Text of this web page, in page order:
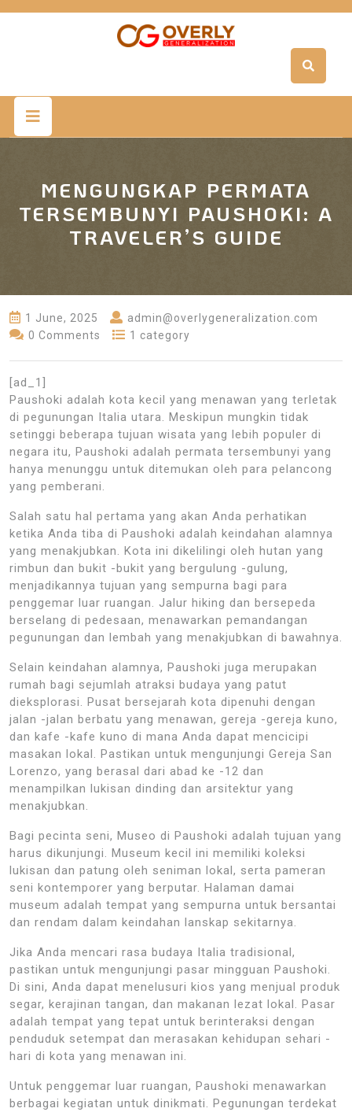
MENGUNGKAP PERMATA
TERSEMBUNYI PAUSHOKI: A
TRAVELER’S GUIDE
1 June, 2025
admin@overlygeneralization.com
0 Comments
1 category
[ad_1]
Paushoki adalah kota kecil yang menawan yang terletak
di pegunungan Italia utara. Meskipun mungkin tidak
setinggi beberapa tujuan wisata yang lebih populer di
negara itu, Paushoki adalah permata tersembunyi yang
hanya menunggu untuk ditemukan oleh para pelancong
yang pemberani.
Salah satu hal pertama yang akan Anda perhatikan
ketika Anda tiba di Paushoki adalah keindahan alamnya
yang menakjubkan. Kota ini dikelilingi oleh hutan yang
rimbun dan bukit -bukit yang bergulung -gulung,
menjadikannya tujuan yang sempurna bagi para
penggemar luar ruangan. Jalur hiking dan bersepeda
berselang di pedesaan, menawarkan pemandangan
pegunungan dan lembah yang menakjubkan di bawahnya.
Selain keindahan alamnya, Paushoki juga merupakan
rumah bagi sejumlah atraksi budaya yang patut
dieksplorasi. Pusat bersejarah kota dipenuhi dengan
jalan -jalan berbatu yang menawan, gereja -gereja kuno,
dan kafe -kafe kuno di mana Anda dapat mencicipi
masakan lokal. Pastikan untuk mengunjungi Gereja San
Lorenzo, yang berasal dari abad ke -12 dan
menampilkan lukisan dinding dan arsitektur yang
menakjubkan.
Bagi pecinta seni, Museo di Paushoki adalah tujuan yang
harus dikunjungi. Museum kecil ini memiliki koleksi
lukisan dan patung oleh seniman lokal, serta pameran
seni kontemporer yang berputar. Halaman damai
museum adalah tempat yang sempurna untuk bersantai
dan rendam dalam keindahan lanskap sekitarnya.
Jika Anda mencari rasa budaya Italia tradisional,
pastikan untuk mengunjungi pasar mingguan Paushoki.
Di sini, Anda dapat menelusuri kios yang menjual produk
segar, kerajinan tangan, dan makanan lezat lokal. Pasar
adalah tempat yang tepat untuk berinteraksi dengan
penduduk setempat dan merasakan kehidupan sehari -
hari di kota yang menawan ini.
Untuk penggemar luar ruangan, Paushoki menawarkan
berbagai kegiatan untuk dinikmati. Pegunungan terdekat